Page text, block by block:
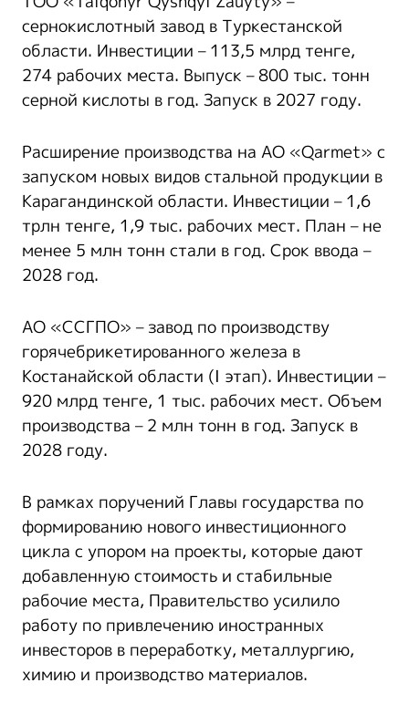
сернокислотный завод в Туркестанской
области. Инвестиции – 113,5 млрд тенге,
274 рабочих места. Выпуск – 800 тыс. тонн
серной кислоты в год. Запуск в 2027 году.
Расширение производства на АО «Qarmet» с
запуском новых видов стальной продукции в
Карагандинской области. Инвестиции – 1,6
трлн тенге, 1,9 тыс. рабочих мест. План – не
менее 5 млн тонн стали в год. Срок ввода –
2028 год.
АО «ССГПО» – завод по производству
горячебрикетированного железа в
Костанайской области (I этап). Инвестиции –
920 млрд тенге, 1 тыс. рабочих мест. Объем
производства – 2 млн тонн в год. Запуск в
2028 году.
В рамках поручений Главы государства по
формированию нового инвестиционного
цикла с упором на проекты, которые дают
добавленную стоимость и стабильные
рабочие места, Правительство усилило
работу по привлечению иностранных
инвесторов в переработку, металлургию,
химию и производство материалов.